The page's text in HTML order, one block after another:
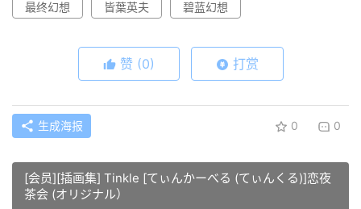
最终幻想 皆葉英夫 碧蓝幻想
赞 (0) 打赏
生成海报 0 0
[会员][插画集] Tinkle [てぃんかーべる (てぃんくる)]恋夜
茶会 (オリジナル）